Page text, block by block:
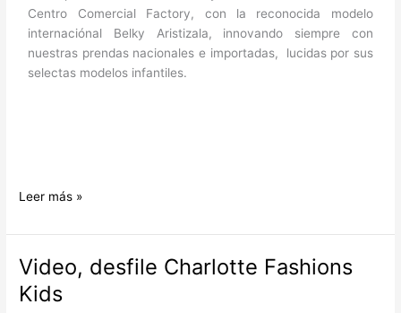
Centro Comercial Factory, con la reconocida modelo
internaciónal Belky Aristizala, innovando siempre con
nuestras prendas nacionales e importadas, lucidas por sus
selectas modelos infantiles.
Leer más »
Video, desfile Charlotte Fashions
Kids
Video,
desfile
Charlotte